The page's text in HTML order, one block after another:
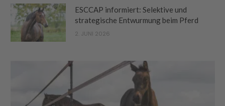
ESCCAP informiert: Selektive und
strategische Entwurmung beim Pferd
2. JUNI 2026